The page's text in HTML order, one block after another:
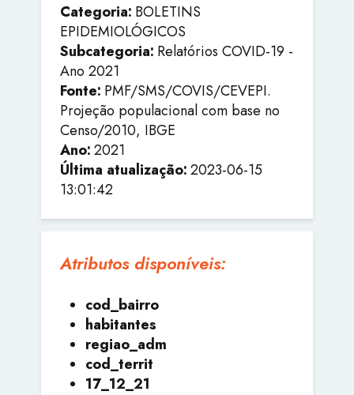
Categoria: BOLETINS
EPIDEMIOLÓGICOS
Subcategoria: Relatórios COVID-19 -
Ano 2021
Fonte: PMF/SMS/COVIS/CEVEPI.
Projeção populacional com base no
Censo/2010, IBGE
Ano:2021
Última atualização:2023-06-15
13:01:42
Atributos disponíveis:
cod_bairro
habitantes
regiao_adm
cod_territ
17_12_21